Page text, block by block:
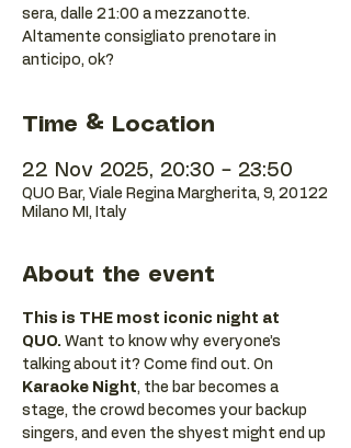
sera, dalle 21:00 a mezzanotte.
Altamente consigliato prenotare in
anticipo, ok?
Time & Location
22 Nov 2025, 20:30 – 23:50
QUO Bar, Viale Regina Margherita, 9, 20122
Milano MI, Italy
About the event
This is THE most iconic night at
QUO. Want to know why everyone’s
talking about it? Come find out. On
Karaoke Night, the bar becomes a
stage, the crowd becomes your backup
singers, and even the shyest might end up